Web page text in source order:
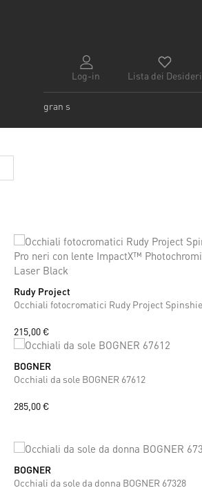
Log-in Lista dei Desideri
ONE SIZE
Rudy Project
215,00 €
ONE SIZE
BOGNER
Occhiali da sole BOGNER 67612
285,00 €
ONE SIZE
BOGNER
Occhiali da sole da donna BOGNER 67328